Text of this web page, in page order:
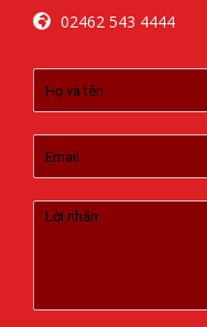
02462 543 4444